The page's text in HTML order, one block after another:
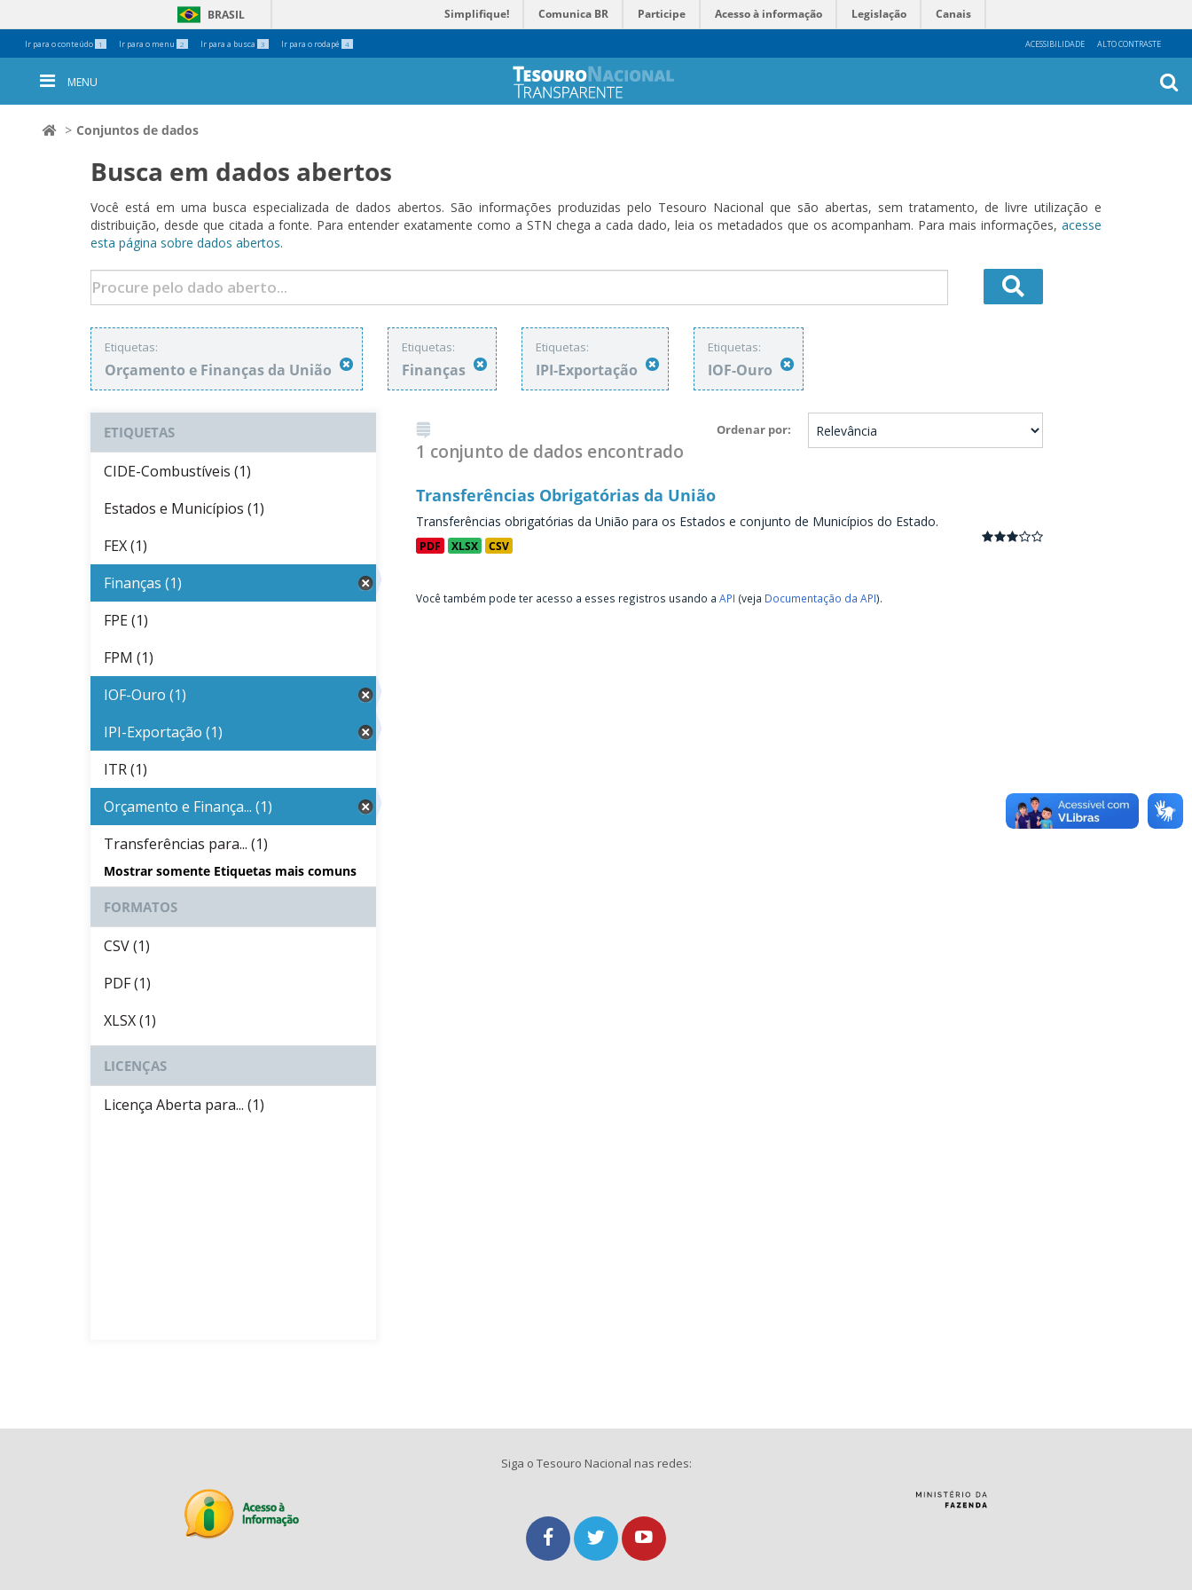
Ir para o conteúdo 1 Ir para o menu 2 Ir para a busca 3 Ir para o rodapé 4 ACESSIBILIDADE ALTO CONTRASTE
BRASIL Simplifique! Comunica BR Participe Acesso à informação Legislação Canais
Ferramentas
Pessoais
MENU
Conjuntos de dados
Busca em dados abertos
Você está em uma busca especializada de dados abertos. São informações produzidas pelo Tesouro Nacional que são abertas, sem tratamento, de livre utilização e
distribuição, desde que citada a fonte. Para entender exatamente como a STN chega a cada dado, leia os metadados que os acompanham. Para mais informações, acesse
esta página sobre dados abertos.
Etiquetas:
Orçamento e Finanças da União
Etiquetas:
Finanças
Etiquetas:
IPI-Exportação
Etiquetas:
IOF-Ouro
Ordenar por
1 conjunto de dados encontrado
Transferências Obrigatórias da União
Transferências obrigatórias da União para os Estados e conjunto de Municípios do Estado.
PDF XLSX CSV
Você também pode ter acesso a esses registros usando aAPI (veja Documentação da API).
ETIQUETAS
CIDE-Combustíveis (1)
Estados e Municípios (1)
FEX (1)
Finanças (1)
FPE (1)
FPM (1)
IOF-Ouro (1)
IPI-Exportação (1)
ITR (1)
Orçamento e Finança... (1)
Transferências para... (1)
Mostrar somente Etiquetas mais comuns
FORMATOS
CSV (1)
PDF (1)
XLSX (1)
LICENÇAS
Licença Aberta para... (1)
Siga o Tesouro Nacional nas redes: